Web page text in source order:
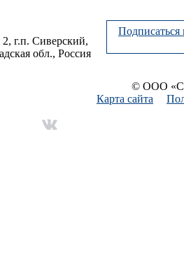
2, г.п. Сиверский,
обл., Россия
Подписаться
© ООО
Карта сайта